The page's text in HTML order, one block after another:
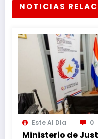
NOTICIAS
Este Al Día 0
Ministerio de